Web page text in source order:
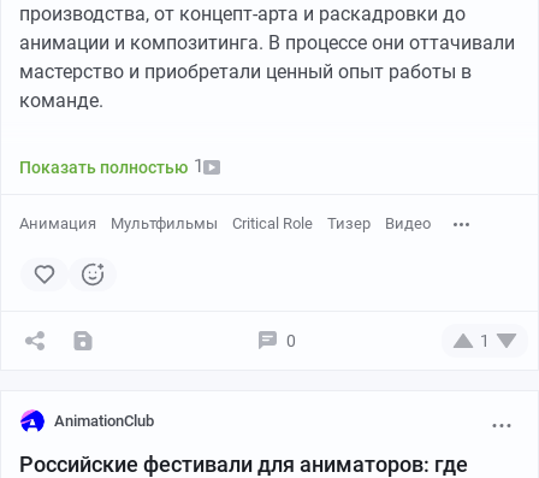
производства, от концепт-арта и раскадровки до
анимации и композитинга. В процессе они оттачивали
мастерство и приобретали ценный опыт работы в
команде.
High Seas — это дань уважения персонажам,
которые сделали Mighty Nein такой любимой
https://www.youtube.com/watch?v=vjlRhlvQeAE
Показать полностью 1
Анимация Мультфильмы Critical Role Тизер Видео
0 1
AnimationClub
Российские фестивали для аниматоров: где